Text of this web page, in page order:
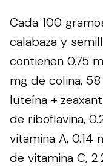
Cada 100
calabaza y
contienen 0.75
mg de colina,
luteína +
de riboflavina,
vitamina A, 0.14
de vitamina C,